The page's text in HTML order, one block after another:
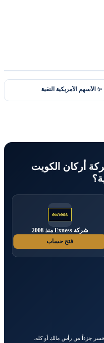
✨ الأسهم الأمريكية النقية
أركان الكويت
شركة Exness منذ 2008
فتح حساب
جزءاً من رأس مالك أو كله.